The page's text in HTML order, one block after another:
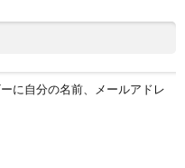
に自分の名前、メールアドレ